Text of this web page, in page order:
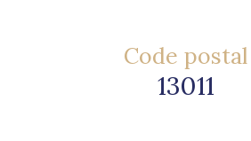
Code postal
13011